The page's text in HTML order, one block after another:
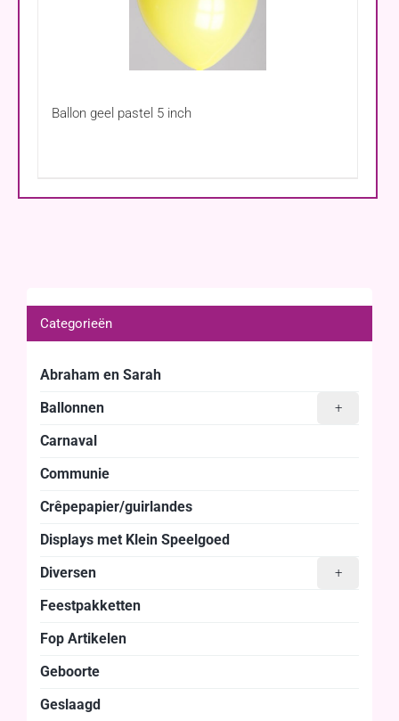
Ballon geel pastel 5 inch
Categorieën
Abraham en Sarah
+
Ballonnen
Carnaval
Communie
Crêpepapier/guirlandes
Displays met Klein Speelgoed
+
Diversen
Feestpakketten
Fop Artikelen
Geboorte
Geslaagd